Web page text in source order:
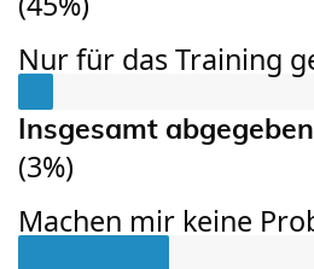
Nur für das Training
Insgesamt
(3%)
Machen mir keine